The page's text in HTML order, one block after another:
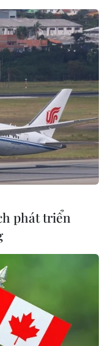
đói hoành
Liên hợp quốc
chết đói, trong
đang rình rập tất
phát triển